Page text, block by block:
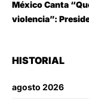
México Canta
violencia”:
HISTORIAL
agosto 2026